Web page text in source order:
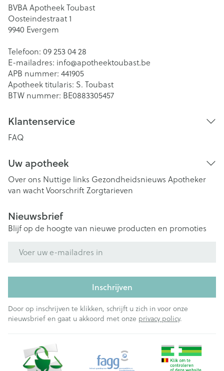
BVBA Apotheek Toubast
Oosteindestraat 1
9940 Evergem
Telefoon: 09 253 04 28
E-mailadres: info@apotheektoubast.be
APB nummer: 441905
Apotheek titularis: S. Toubast
BTW nummer: BE0883305457
Klantenservice
FAQ
Uw apotheek
Over ons Nuttige links Gezondheidsnieuws Apotheker
van wachtVoorschriftZorgtarieven
Nieuwsbrief
Blijf op de hoogte van nieuwe producten en promoties
Inschrijven
Door op inschrijven te klikken, schrijft u zich in voor onze
nieuwsbrief en gaat u akkoord met onze privacy policy.